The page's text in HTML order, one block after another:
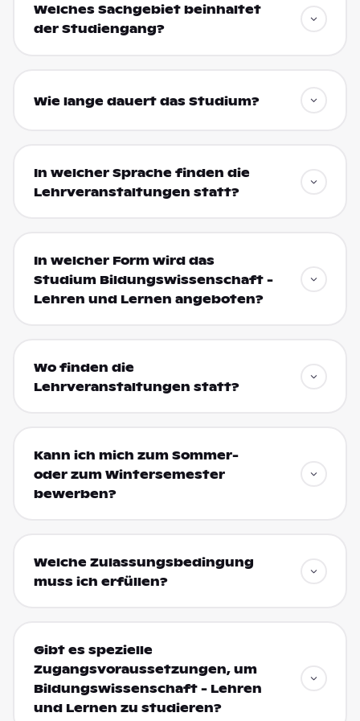
Welches Sachgebiet beinhaltet
der Studiengang?
Wie lange dauert das Studium?
In welcher Sprache finden die
Lehrveranstaltungen statt?
In welcher Form wird das
Studium Bildungswissenschaft -
Lehren und Lernen angeboten?
Wo finden die
Lehrveranstaltungen statt?
Kann ich mich zum Sommer-
oder zum Wintersemester
bewerben?
Welche Zulassungsbedingung
muss ich erfüllen?
Gibt es spezielle
Zugangsvoraussetzungen, um
Bildungswissenschaft - Lehren
und Lernen zu studieren?